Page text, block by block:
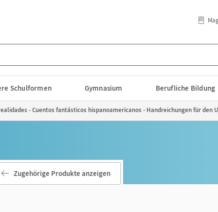
Schulformen Gymnasium Berufliche Bildung
- Cuentos fantásticos hispanoamericanos - Handreichungen für den
Zugehörige Produkte anzeigen